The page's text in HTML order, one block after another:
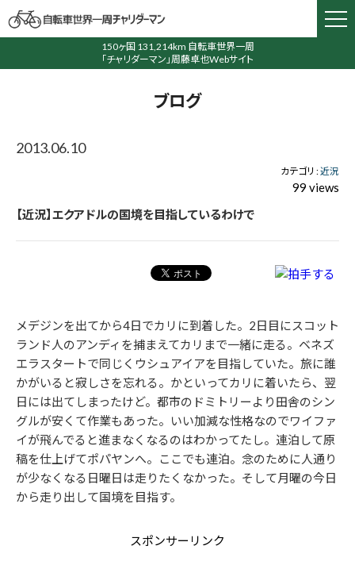
150ヶ国 131,214km 自転車世界一周
「チャリダーマン」周藤卓也Webサイト
ブログ
2013.06.10
カテゴリ :近況
99 views
【近況】エクアドルの国境を目指しているわけで
メデジンを出てから4日でカリに到着した。2日目にスコット
ランド人のアンディを捕まえてカリまで一緒に走る。ベネズ
エラスタートで同じくウシュアイアを目指していた。旅に誰
かがいると寂しさを忘れる。かといってカリに着いたら、翌
日には出てしまったけど。都市のドミトリーより田舎のシン
グルが安くて作業もあった。いい加減な性格なのでワイファ
イが飛んでると進まなくなるのはわかってたし。連泊して原
稿を仕上げてポパヤンへ。ここでも連泊。念のために人通り
が少なくなる日曜日は走りたくなかった。そして月曜の今日
から走り出して国境を目指す。
スポンサーリンク